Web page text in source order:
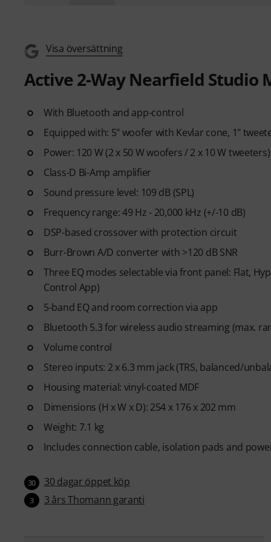
Visa översättning
Active 2-Way Nearfield Studio
With Bluetooth and app-control
Equipped with: 5" woofer with Kevlar cone, 1"
Power: 120 W (2 x 50 W woofers / 2 x 10 W tweeters)
Class-D Bi-Amp amplifier
Sound pressure level: 109 dB (SPL)
Frequency range: 49 Hz - 20,000 kHz (+/-10 dB)
DSP-based crossover with protection circuit
Burr-Brown A/D converter with >120 dB SNR
Three EQ modes selectable via front panel: Flat,
Control App)
5-band EQ and room correction via app
Bluetooth 5.3 for wireless audio streaming (max.
Volume control
Stereo inputs: 2 x 6.3 mm jack (TRS, balanced/
Housing material: vinyl-coated MDF
Dimensions (H x W x D): 254 x 176 x 202 mm
Weight: 7.1 kg
Includes connection cable, isolation pads and
30 30 dagar öppet köp
3 3 års Thomann garanti